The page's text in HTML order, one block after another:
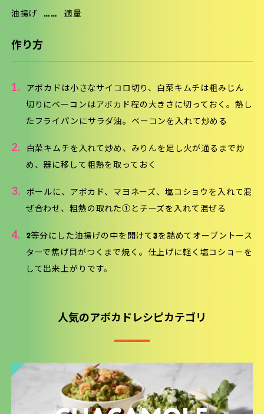
油揚げ …… 適量
作り方
1.
アボカドは小さなサイコロ切り、白菜キムチは粗みじん
切りにベーコンはアボカド程の大きさに切っておく。熱し
たフライパンにサラダ油。ベーコンを入れて炒める
2.
白菜キムチを入れて炒め、みりんを足し火が通るまで炒
め、器に移して粗熱を取っておく
3.
ボールに、アボカド、マヨネーズ、塩コショウを入れて混
ぜ合わせ、粗熱の取れた①とチーズを入れて混ぜる
4.
2等分にした油揚げの中を開けて3を詰めてオーブントース
ターで焦げ目がつくまで焼く。仕上げに軽く塩コショーを
して出来上がりです。
人気のアボカドレシピカテゴリ